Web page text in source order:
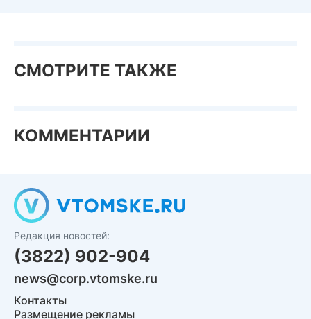
СМОТРИТЕ ТАКЖЕ
КОММЕНТАРИИ
Редакция новостей:
(3822) 902-904
news@corp.vtomske.ru
Контакты
Размещение рекламы